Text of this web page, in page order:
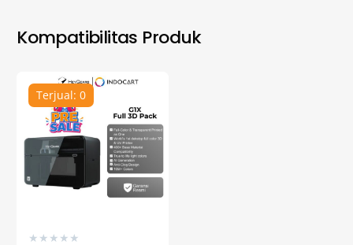
Kompatibilitas Produk
Terjual: 0
★ ★ ★ ★ ★